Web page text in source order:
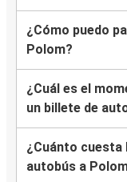
¿Cómo puedo
Polom?
¿Cuál es el
un billete de
¿Cuánto cuesta
autobús a